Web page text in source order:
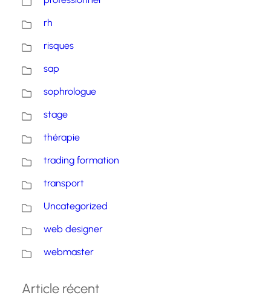
rh
risques
sap
sophrologue
stage
thérapie
trading formation
transport
Uncategorized
web designer
webmaster
Article récent